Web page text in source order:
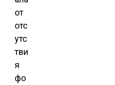
от
отс
утс
тви
я
фо